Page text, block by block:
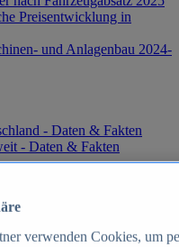
Preisentwicklung in
und Anlagenbau 2024-
- Daten & Fakten
- Daten & Fakten
verwenden Cookies, um